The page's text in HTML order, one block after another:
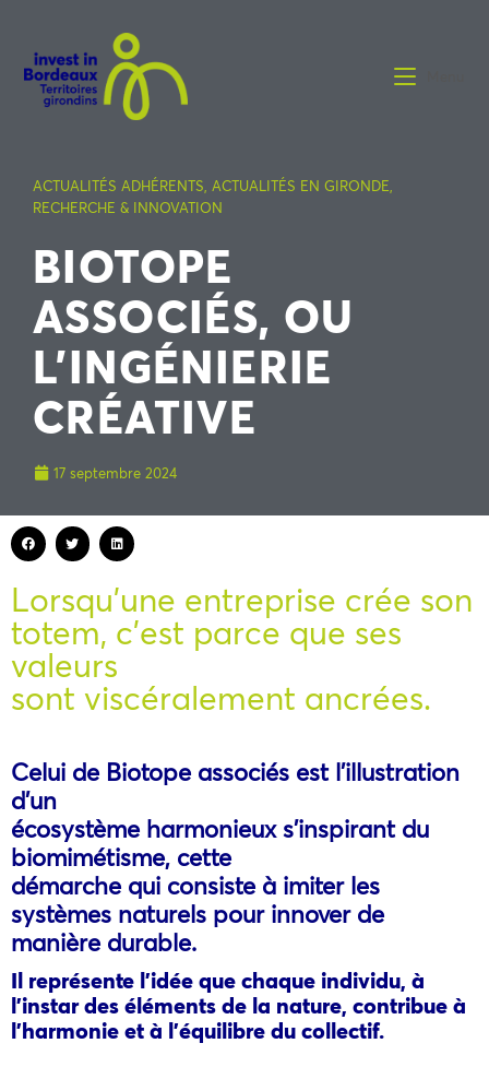
ACTUALITÉS ADHÉRENTS, ACTUALITÉS EN GIRONDE,
RECHERCHE & INNOVATION
BIOTOPE
ASSOCIÉS, OU
L’INGÉNIERIE
CRÉATIVE
17 septembre 2024
Lorsqu’une entreprise crée son
totem, c’est parce que ses
valeurs
sont viscéralement ancrées.
Celui de Biotope associés est l’illustration
d’un
écosystème harmonieux s’inspirant du
biomimétisme, cette
démarche qui consiste à imiter les
systèmes naturels pour innover de
manière durable.
Il représente l’idée que chaque individu, à
l’instar des éléments de la nature, contribue à
l’harmonie et à l’équilibre du collectif.